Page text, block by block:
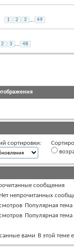
1 2 3 ... 49
2 3 ... 48
сортировки:
сообщения
Нет непрочитанных
Популярная
Популярная
В этой теме